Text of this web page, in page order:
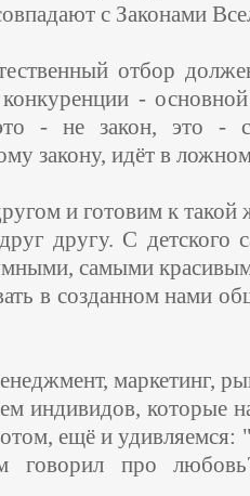
с Законами
отбор
-
- не закон, это -
закону, идёт в
и готовим к такой
другу. С
самыми
в созданном нами
маркетинг,
индивидов, которые
ещё и
говорил про